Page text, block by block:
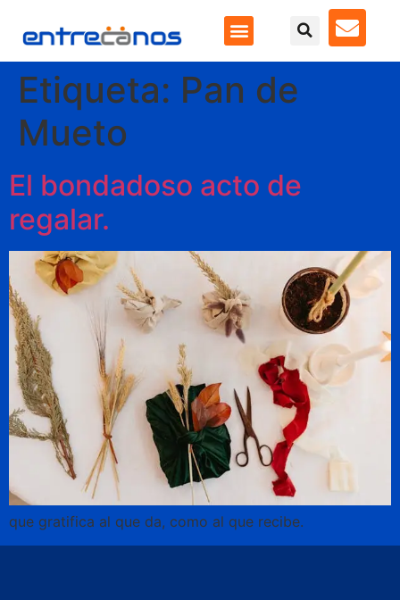
Etiqueta: Pan de
Mueto
El bondadoso acto de
regalar.
que gratifica al que da, como al que recibe.